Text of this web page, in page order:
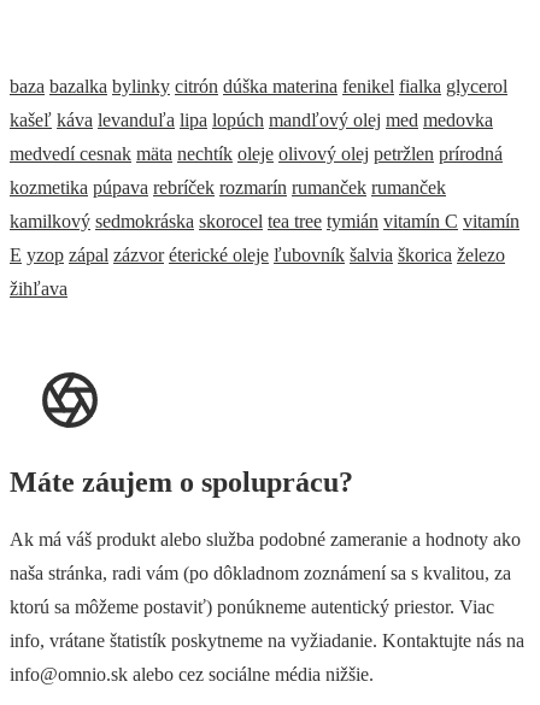
baza bazalka bylinky citrón dúška materina fenikel fialka glycerol
kašeľ káva levanduľa lipa lopúch mandľový olej med medovka
medvedí cesnak mäta nechtík oleje olivový olej petržlen prírodná
kozmetika púpava rebríček rozmarín rumanček rumanček
kamilkový sedmokráska skorocel tea tree tymián vitamín C vitamín
E yzop zápal zázvor éterické oleje ľubovník šalvia škorica železo
žihľava
Máte záujem o spoluprácu?
Ak má váš produkt alebo služba podobné zameranie a hodnoty ako
naša stránka, radi vám (po dôkladnom zoznámení sa s kvalitou, za
ktorú sa môžeme postaviť) ponúkneme autentický priestor. Viac
info, vrátane štatistík poskytneme na vyžiadanie. Kontaktujte nás na
info@omnio.sk alebo cez sociálne média nižšie.